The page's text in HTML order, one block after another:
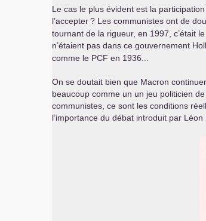
Le cas le plus évident est la
l’accepter? Les communistes ont de
tournant de la rigueur, en 1997, c’était
n’étaient pas dans ce gouvernement
comme le PCF en 1936...
On se doutait bien que Macron
beaucoup comme un un jeu politicien
communistes, ce sont les conditions
l’importance du débat introduit par Léon